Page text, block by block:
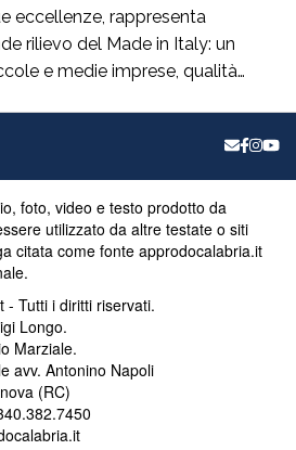
eccellenze, rappresenta
rilievo del Made in Italy: un
e medie imprese, qualità
dei territori in valore
Lo afferma
Princi, intervenuta all’incontro di
“Realtà […]
foto, video e testo prodotto da
utilizzato da altre testate o siti
citata come fonte approdocalabria.it
Tutti i diritti riservati.
Longo.
Marziale.
avv. Antonino Napoli
(RC)